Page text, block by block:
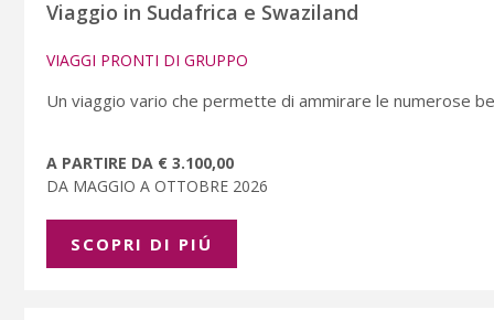
Viaggio in Sudafrica e Swaziland
VIAGGI PRONTI DI GRUPPO
Un viaggio vario che permette di ammirare le numerose
A PARTIRE DA € 3.100,00
DA MAGGIO A OTTOBRE 2026
SCOPRI DI PIÚ